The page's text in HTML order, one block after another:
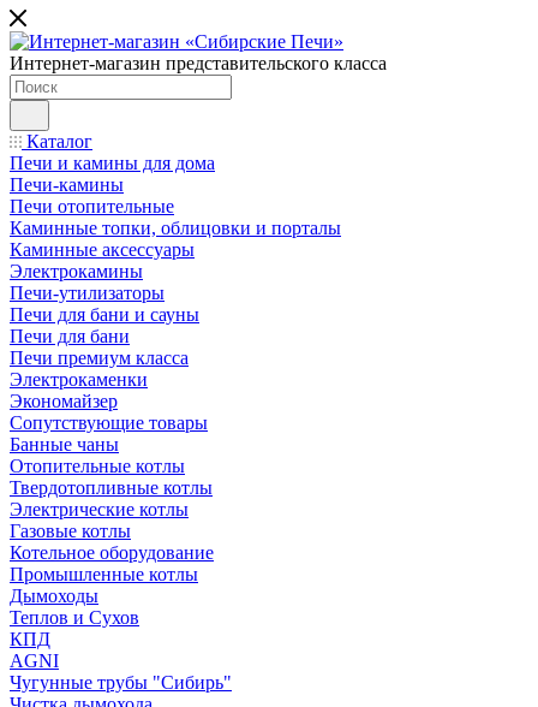
Интернет-магазин представительского класса
Каталог
Печи и камины для дома
Печи-камины
Печи отопительные
Каминные топки, облицовки и порталы
Каминные аксессуары
Электрокамины
Печи-утилизаторы
Печи для бани и сауны
Печи для бани
Печи премиум класса
Электрокаменки
Экономайзер
Сопутствующие товары
Банные чаны
Отопительные котлы
Твердотопливные котлы
Электрические котлы
Газовые котлы
Котельное оборудование
Промышленные котлы
Дымоходы
Теплов и Сухов
КПД
AGNI
Чугунные трубы "Сибирь"